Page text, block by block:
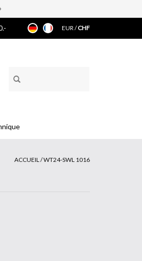
EUR/CHF
ACCUEIL/WT24-SWL 1016